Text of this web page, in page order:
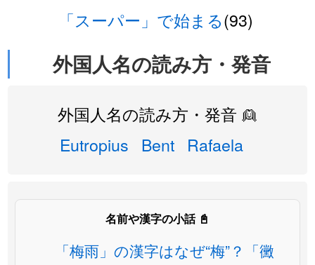
「スーパー」で始まる(93)
外国人名の読み方・発音
外国人名の読み方・発音 👱
Eutropius Bent Rafaela
名前や漢字の小話 📓
「梅雨」の漢字はなぜ“梅”？「黴